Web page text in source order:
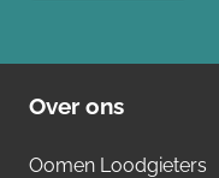
Over ons
Oomen Loodgieters